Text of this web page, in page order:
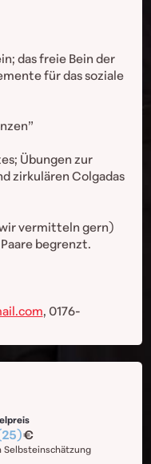
das freie Bein der
für das soziale
Übungen zur
zirkulären Colgadas
vermitteln gern)
begrenzt.
, 0176-
Selbsteinschätzung